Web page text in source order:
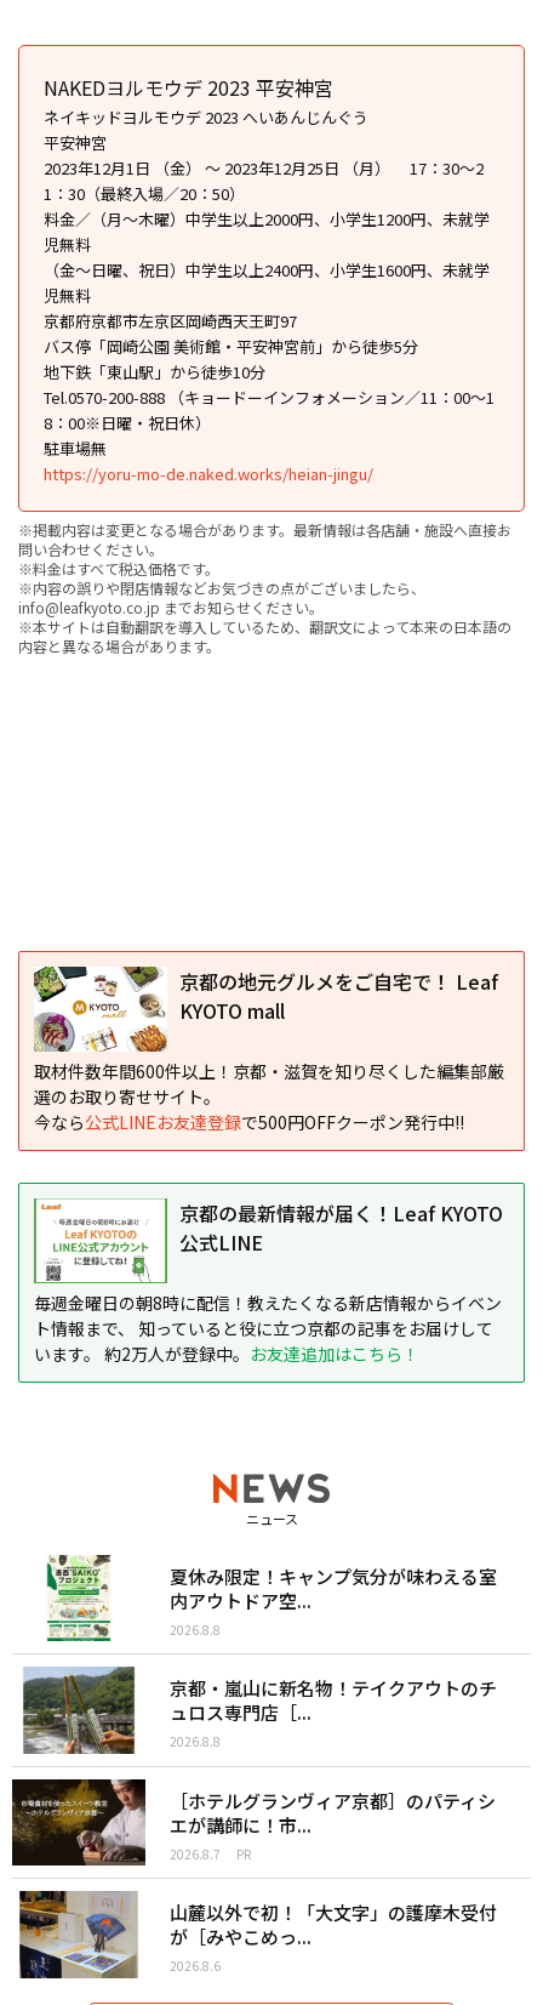
NAKEDヨルモウデ 2023 平安神宮
ネイキッドヨルモウデ 2023 へいあんじんぐう
平安神宮
2023年12月1日 （金） ～ 2023年12月25日 （月） 17：30〜2
1：30（最終入場／20：50）
料金／（月～木曜）中学生以上2000円、小学生1200円、未就学
児無料
（金〜日曜、祝日）中学生以上2400円、小学生1600円、未就学
児無料
京都府京都市左京区岡崎西天王町97
バス停「岡崎公園 美術館・平安神宮前」から徒歩5分
地下鉄「東山駅」から徒歩10分
Tel.0570-200-888 （キョードーインフォメーション／11：00～1
8：00※日曜・祝日休）
駐車場無
https://yoru-mo-de.naked.works/heian-jingu/
※掲載内容は変更となる場合があります。最新情報は各店舗・施設へ直接お
問い合わせください。
※料金はすべて税込価格です。
※内容の誤りや閉店情報などお気づきの点がございましたら、
info@leafkyoto.co.jp までお知らせください。
※本サイトは自動翻訳を導入しているため、翻訳文によって本来の日本語の
内容と異なる場合があります。
京都の地元グルメをご自宅で！ Leaf
KYOTO mall
取材件数年間600件以上！京都・滋賀を知り尽くした編集部厳
選のお取り寄せサイト。
今なら公式LINEお友達登録で500円OFFクーポン発行中!!
京都の最新情報が届く！Leaf KYOTO
公式LINE
毎週金曜日の朝8時に配信！教えたくなる新店情報からイベン
ト情報まで、 知っていると役に立つ京都の記事をお届けして
います。 約2万人が登録中。 お友達追加はこちら！
ニュース
夏休み限定！キャンプ気分が味わえる室
内アウトドア空...
2026.8.8
京都・嵐山に新名物！テイクアウトのチ
ュロス専門店［...
2026.8.8
［ホテルグランヴィア京都］のパティシ
エが講師に！市...
2026.8.7 PR
山麓以外で初！「大文字」の護摩木受付
が［みやこめっ...
2026.8.6